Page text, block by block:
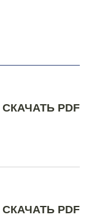
СКАЧАТЬ PDF
СКАЧАТЬ PDF